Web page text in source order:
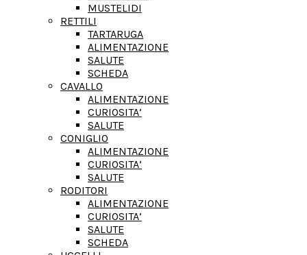
MUSTELIDI
RETTILI
TARTARUGA
ALIMENTAZIONE
SALUTE
SCHEDA
CAVALLO
ALIMENTAZIONE
CURIOSITA’
SALUTE
CONIGLIO
ALIMENTAZIONE
CURIOSITA’
SALUTE
RODITORI
ALIMENTAZIONE
CURIOSITA’
SALUTE
SCHEDA